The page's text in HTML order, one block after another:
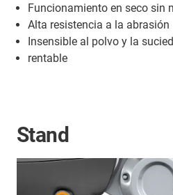
Funcionamiento en seco sin
Alta resistencia a la abrasión
Insensible al polvo y la
rentable
Stand